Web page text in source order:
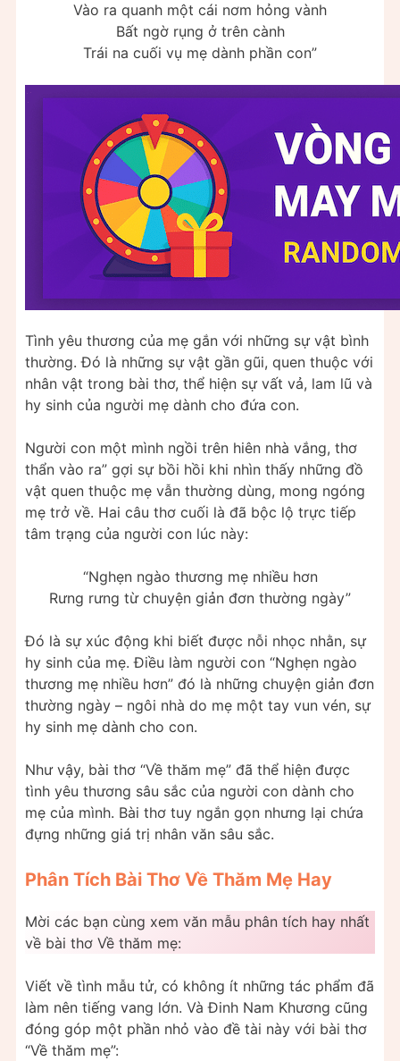
Vào ra quanh một cái nơm hỏng vành
Bất ngờ rụng ở trên cành
Trái na cuối vụ mẹ dành phần con”
Tình yêu thương của mẹ gắn với những sự vật bình
thường. Đó là những sự vật gần gũi, quen thuộc với
nhân vật trong bài thơ, thể hiện sự vất vả, lam lũ và
hy sinh của người mẹ dành cho đứa con.
Người con một mình ngồi trên hiên nhà vắng, thơ
thẩn vào ra” gợi sự bồi hồi khi nhìn thấy những đồ
vật quen thuộc mẹ vẫn thường dùng, mong ngóng
mẹ trở về. Hai câu thơ cuối là đã bộc lộ trực tiếp
tâm trạng của người con lúc này:
“Nghẹn ngào thương mẹ nhiều hơn
Rưng rưng từ chuyện giản đơn thường ngày”
Đó là sự xúc động khi biết được nỗi nhọc nhằn, sự
hy sinh của mẹ. Điều làm người con “Nghẹn ngào
thương mẹ nhiều hơn” đó là những chuyện giản đơn
thường ngày – ngôi nhà do mẹ một tay vun vén, sự
hy sinh mẹ dành cho con.
Như vậy, bài thơ “Về thăm mẹ” đã thể hiện được
tình yêu thương sâu sắc của người con dành cho
mẹ của mình. Bài thơ tuy ngắn gọn nhưng lại chứa
đựng những giá trị nhân văn sâu sắc.
Phân Tích Bài Thơ Về Thăm Mẹ Hay
Mời các bạn cùng xem văn mẫu phân tích hay nhất
về bài thơ Về thăm mẹ:
Viết về tình mẫu tử, có không ít những tác phẩm đã
làm nên tiếng vang lớn. Và Đinh Nam Khương cũng
đóng góp một phần nhỏ vào đề tài này với bài thơ
“Về thăm mẹ”: